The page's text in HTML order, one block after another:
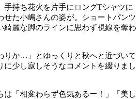
手持ち花火を片手にロングTシャツに
せた小嶋さんの姿が。ショートパンツ
綺麗な脚のラインに思わず視線を奪わ
りか…」とゆっくりと秋へと近づいて
に少し寂しそうなコメントを綴りまし
は「相変わらず色気あるー！」「美し